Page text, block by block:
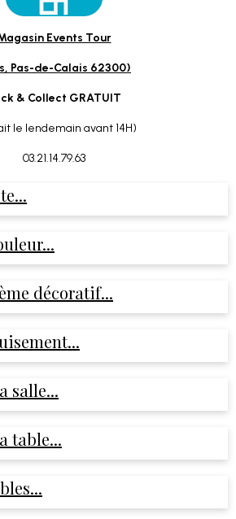
Events Tour
Pas-de-Calais 62300)
& Collect GRATUIT
le lendemain avant 14H)
03.21.14.79.63
décoratif...
salle...
table...